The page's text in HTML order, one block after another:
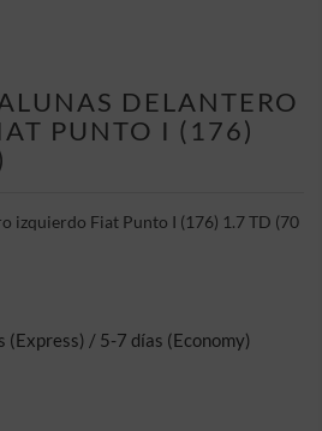
DELANTERO
PUNTO I (176)
izquierdo Fiat Punto I (176) 1.7 TD (70
(Express) / 5-7 días (Economy)